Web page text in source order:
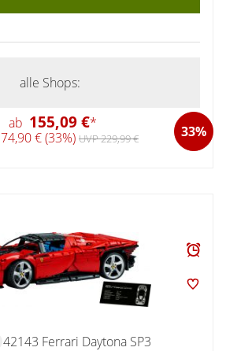
alle Shops:
ab 155,09 €* 33%
74,90 € (33%) UVP 229,99 €
42143 Ferrari Daytona SP3